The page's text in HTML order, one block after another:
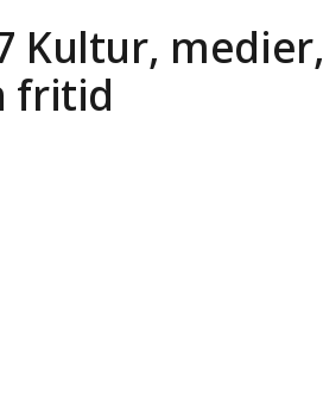
Kultur, medier,
fritid